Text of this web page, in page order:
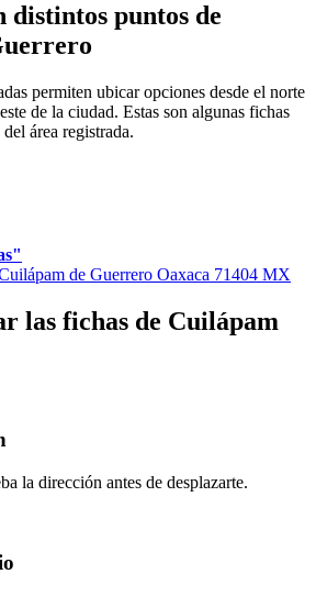
distintos puntos de
permiten ubicar opciones desde el norte
de la ciudad. Estas son algunas fichas
área registrada.
de Guerrero Oaxaca 71404 MX
las fichas de Cuilápam
la dirección antes de desplazarte.